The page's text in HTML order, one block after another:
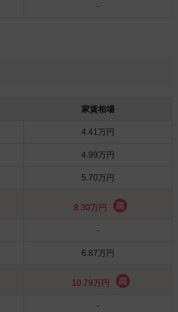
-
家賃相場
4.41万円
4.99万円
5.70万円
8.30万円
-
6.87万円
10.79万円
-